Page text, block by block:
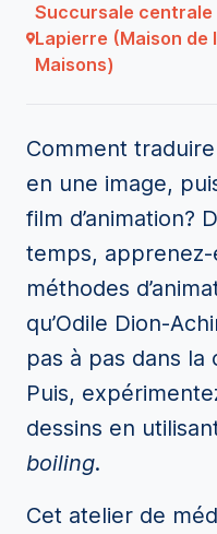
Succursale centrale
Lapierre (Maison
Maisons)
Comment
en une image,
film d’animation?
temps,
méthodes
qu’Odile Dion-
pas à pas dans la
Puis,
dessins en
boiling.
Cet atelier de